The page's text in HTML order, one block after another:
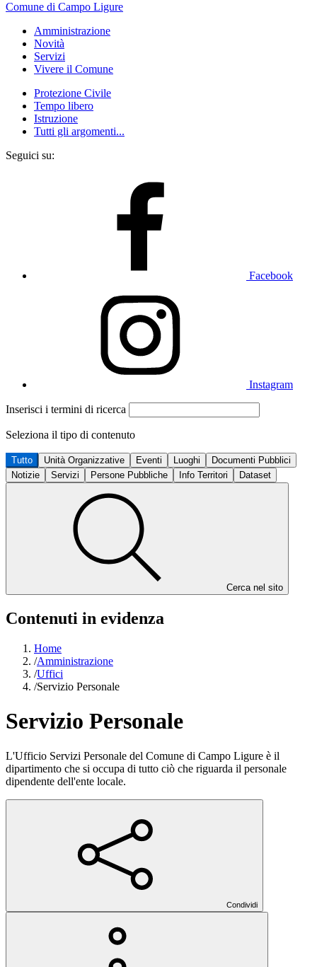
Comune di Campo Ligure
Amministrazione
Novità
Servizi
Vivere il Comune
Protezione Civile
Tempo libero
Istruzione
Tutti gli argomenti...
Seguici su:
Facebook
Instagram
Inserisci i termini di ricerca
Seleziona il tipo di contenuto
Tutto Unità Organizzative Eventi Luoghi
Documenti Pubblici
Notizie
Servizi Persone Pubbliche Info Territori Dataset
Cerca nel sito
Contenuti in evidenza
Home
/Amministrazione
/Uffici
/Servizio Personale
Servizio Personale
L'Ufficio Servizi Personale del Comune di Campo Ligure è il
dipartimento che si occupa di tutto ciò che riguarda il personale
dipendente dell'ente locale.
Condividi